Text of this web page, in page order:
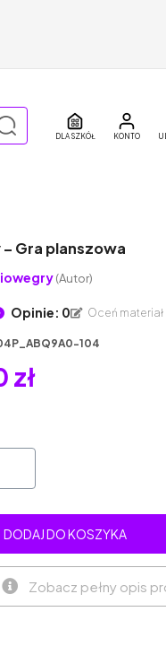
DLA SZKÓŁ
Gra planszowa
(Autor)
Opinie: 0 Oceń materiał
104
zł
DODAJ DO KOSZYKA
Zobacz pełny opis